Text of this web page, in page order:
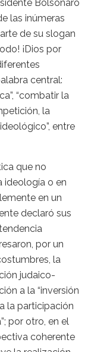
Bolsonaro
las inúmeras
de su slogan
¡Dios por
central:
“combatir la
la
entre
que no
ideología o en
en un
declaró sus
por un
la
judaico-
a la “inversión
la participación
por otro, en el
coherente